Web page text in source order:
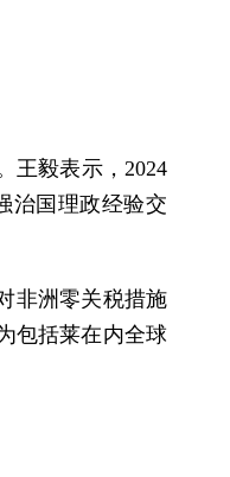
王毅表示，2024
治国理政经验交
非洲零关税措施
包括莱在内全球